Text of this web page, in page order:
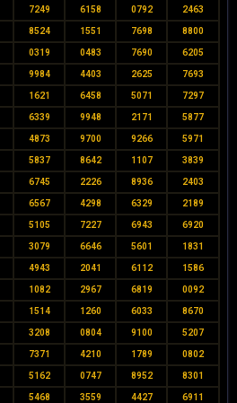
7249 6158 0792 2463
8524 1551 7698 8800
0319 0483 7690 6205
9984 4403 2625 7693
1621 6458 5071 7297
6339 9948 2171 5877
4873 9700 9266 5971
5837 8642 1107 3839
6745 2226 8936 2403
6567 4298 6329 2189
5105 7227 6943 6920
3079 6646 5601 1831
4943 2041 6112 1586
1082 2967 6819 0092
1514 1260 6033 8670
3208 0804 9100 5207
7371 4210 1789 0802
5162 0747 8952 8301
5468 3559 4427 6911